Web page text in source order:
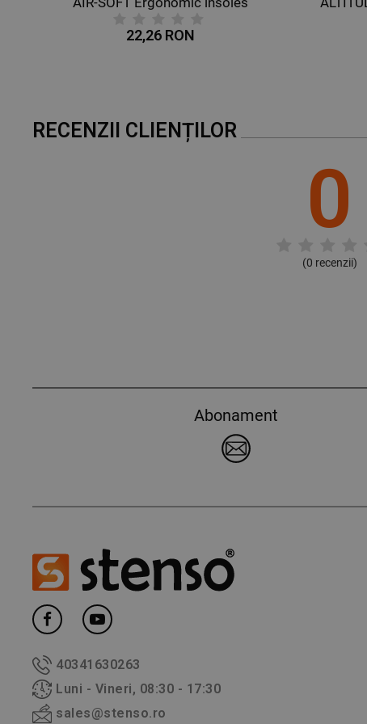
22,26 RON
RECENZII CLIENȚILOR
0
(0 recenzii)
Abonament
40341630263
Luni - Vineri, 08:30 - 17:30
sales@stenso.ro